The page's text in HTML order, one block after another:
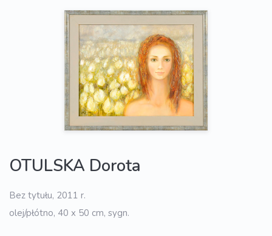
OTULSKA Dorota
Bez tytułu, 2011 r.
olej/płótno, 40 x 50 cm, sygn.